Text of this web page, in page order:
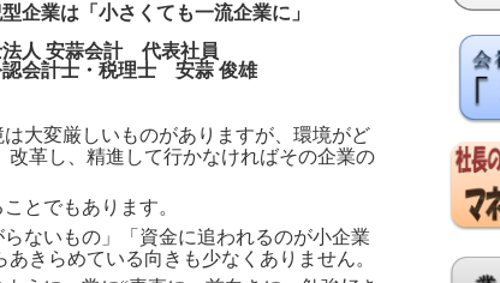
企業は「小さくても一流企業に」
法人 安蒜会計 代表社員
計士・税理士 安蒜 俊雄
大変厳しいものがありますが、環境がど
改革し、精進して行かなければその企業の
とでもあります。
らないもの」「資金に追われるのが小企業
きらめている向きも少なくありません。